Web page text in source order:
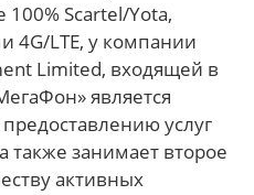
Scartel/Yota,
4G/LTE, у компании
Limited, входящей в
является
услуг
также занимает второе
активных